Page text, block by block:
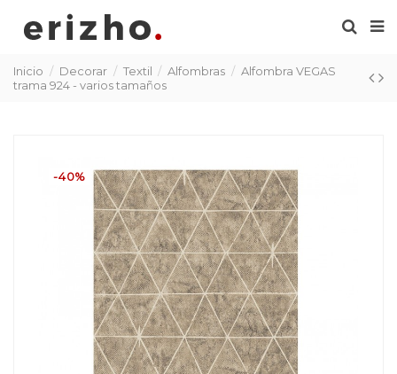
Inicio Decorar Textil Alfombras
Alfombra VEGAS
trama 924 - varios tamaños
-40%